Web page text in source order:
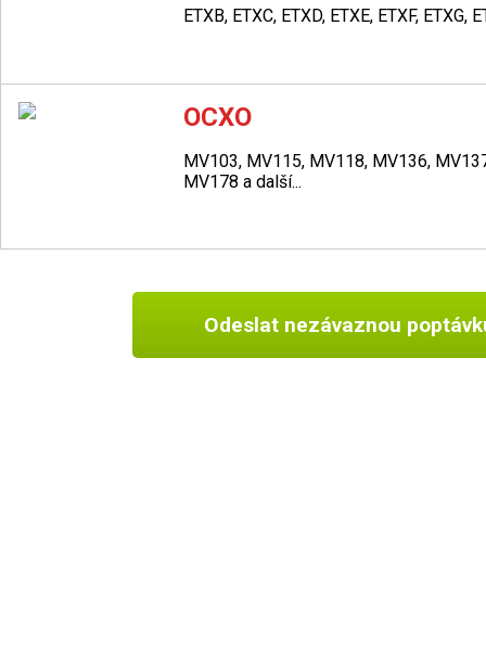
ETXB, ETXC, ETXD, ETXE, ETXF, ETXG,
OCXO
MV103, MV115, MV118, MV136,
MV178 a další...
Odeslat nezávaznou